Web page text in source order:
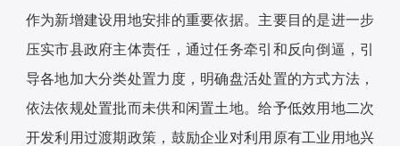
作为新增建设用地安排的重要依据。主要目的是进一步
压实市县政府主体责任，通过任务牵引和反向倒逼，引
导各地加大分类处置力度，明确盘活处置的方式方法，
依法依规处置批而未供和闲置土地。给予低效用地二次
开发利用过渡期政策，鼓励企业对利用原有工业用地兴